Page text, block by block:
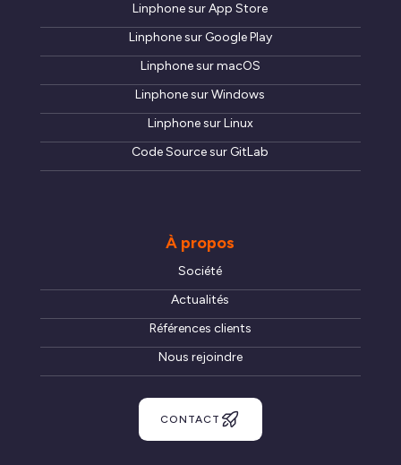
Linphone sur App Store
Linphone sur Google Play
Linphone sur macOS
Linphone sur Windows
Linphone sur Linux
Code Source sur GitLab
À propos
Société
Actualités
Références clients
Nous rejoindre
CONTACT